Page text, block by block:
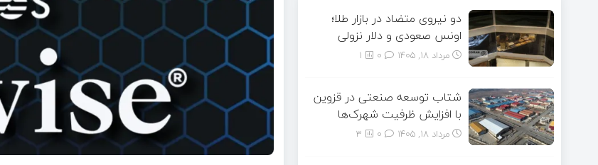
دو نیروی متضاد در بازار طلا؛
اونس صعودی و دلار نزولی
مرداد ۱۸, ۱۴۰۵ 1
شتاب توسعه صنعتی در قزوین
با افزایش ظرفیت شهرک‌ها
مرداد ۱۸, ۱۴۰۵ 3